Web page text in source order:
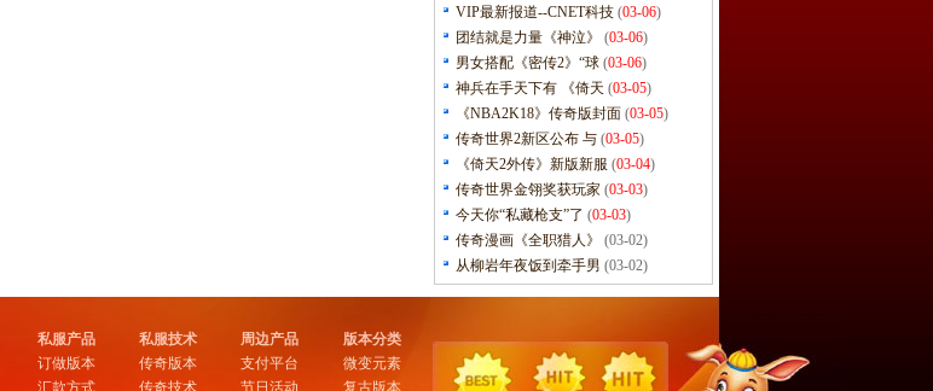
VIP最新报道--CNET科技 (03-06)
团结就是力量《神泣》
(03-06)
男女搭配《密传2》“球 (03-06)
神兵在手天下有 《倚天 (03-05)
《NBA2K18》传奇版封面 (03-05)
传奇世界2新区公布 与 (03-05)
《倚天2外传》新版新服 (03-04)
传奇世界金翎奖获玩家 (03-03)
今天你“私藏枪支”了 (03-03)
传奇漫画《全职猎人》
(03-02)
从柳岩年夜饭到牵手男 (03-02)
私服产品
订做版本
汇款方式
私服技术
传奇版本
传奇技术
周边产品
支付平台
节日活动
版本分类
微变元素
复古版本